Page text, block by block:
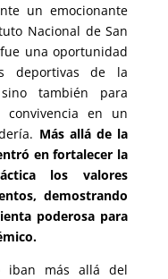
un emocionante
Nacional de San
una oportunidad
deportivas de la
también para
en un
Más allá de la
en fortalecer la
los valores
demostrando
poderosa para
iban más allá del